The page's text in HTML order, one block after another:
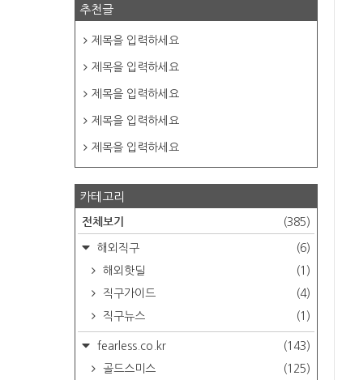
추천글
제목을 입력하세요
제목을 입력하세요
제목을 입력하세요
제목을 입력하세요
제목을 입력하세요
카테고리
전체보기 (385)
해외직구
(6)
해외핫딜
(1)
직구가이드
(4)
직구뉴스
(1)
fearless.co.kr
(143)
골드스미스
(125)